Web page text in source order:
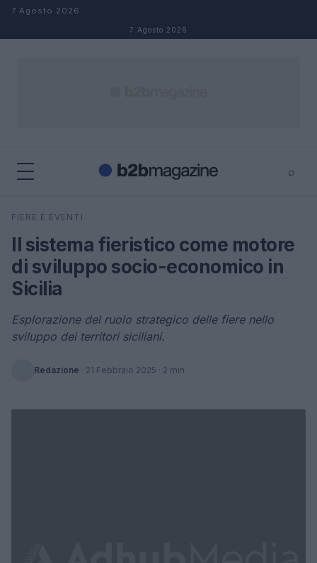
Salta al contenuto
7 Agosto 2026
7 Agosto 2026
⌕
Cerca
FIERE E EVENTI
Il sistema fieristico come motore
di sviluppo socio-economico in
Sicilia
Esplorazione del ruolo strategico delle fiere nello
sviluppo dei territori siciliani.
Redazione · 21 Febbraio 2025 · 2 min